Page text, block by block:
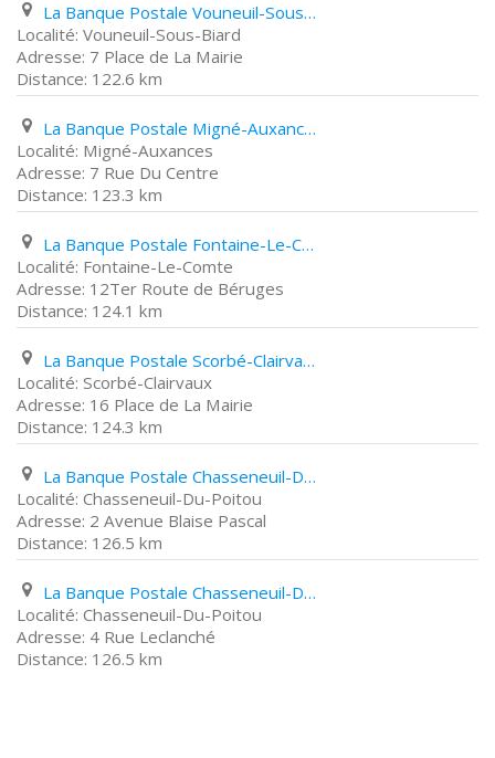
La Banque Postale Vouneuil-Sous-Biard 7 Place de La Mairie
Vouneuil-Sous-Biard
7 Place de La Mairie
122.6 km
La Banque Postale Migné-Auxances 7 Rue Du Centre
Migné-Auxances
7 Rue Du Centre
123.3 km
La Banque Postale Fontaine-Le-Comte 12Ter Route de Béruges
Fontaine-Le-Comte
12Ter Route de Béruges
124.1 km
La Banque Postale Scorbé-Clairvaux 16 Place de La Mairie
Scorbé-Clairvaux
16 Place de La Mairie
124.3 km
La Banque Postale Chasseneuil-Du-Poitou 2 Avenue Blaise Pascal
Chasseneuil-Du-Poitou
2 Avenue Blaise Pascal
126.5 km
La Banque Postale Chasseneuil-Du-Poitou 4 Rue Leclanché
Chasseneuil-Du-Poitou
4 Rue Leclanché
126.5 km